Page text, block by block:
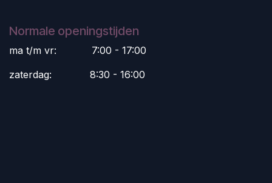
Normale openingstijden
ma t/m vr:
​7:00 - 17:00
zaterdag:
​8:30 - 16:00